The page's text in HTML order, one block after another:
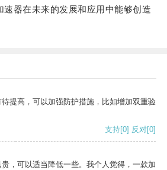
器在未来的发展和应用中能够创造
提高，可以加强防护措施，比如增加双重验
支持[0] 反对[0]
，可以适当降低一些。我个人觉得，一款加